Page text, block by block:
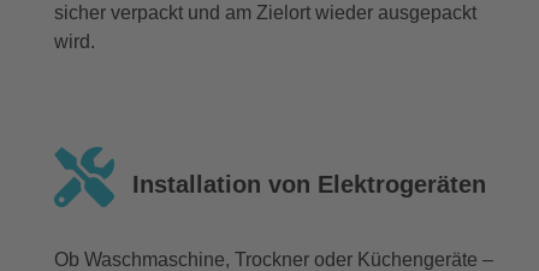
sicher verpackt und am Zielort wieder ausgepackt
wird.
Installation von Elektrogeräten
Ob Waschmaschine, Trockner oder Küchengeräte –